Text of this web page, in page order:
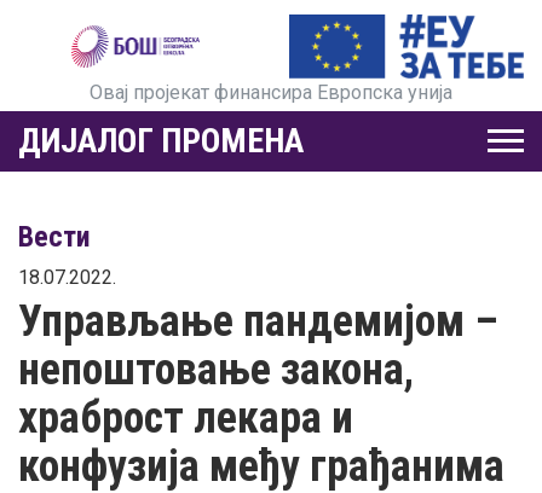
Овај пројекат финансира Европска унија
ДИЈАЛОГ ПРОМЕНА
Вести
18.07.2022.
Управљање пандемијом –
непоштовање закона,
храброст лекара и
конфузија међу грађанима